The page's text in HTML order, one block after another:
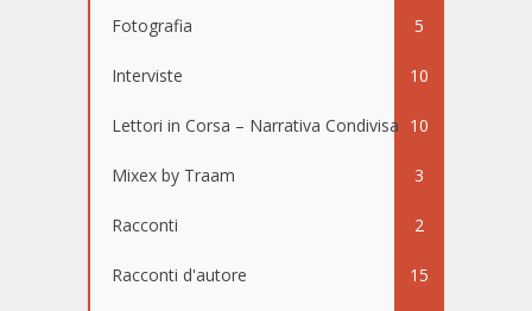
Fotografia 5
Interviste 10
Lettori in Corsa – Narrativa Condivisa 10
Mixex by Traam 3
Racconti 2
Racconti d'autore 15